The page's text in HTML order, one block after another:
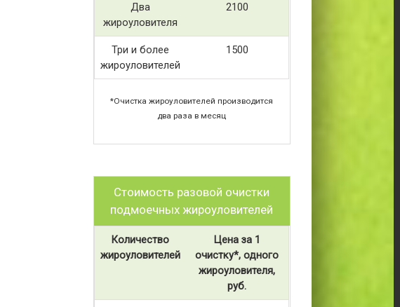
Два
жироуловителя
2100
Три и более
жироуловителей
1500
*Очистка жироуловителей производится
два раза в месяц
Стоимость разовой очистки
подмоечных жироуловителей
Количество
жироуловителей
Цена за 1
очистку*, одного
жироуловителя,
руб.